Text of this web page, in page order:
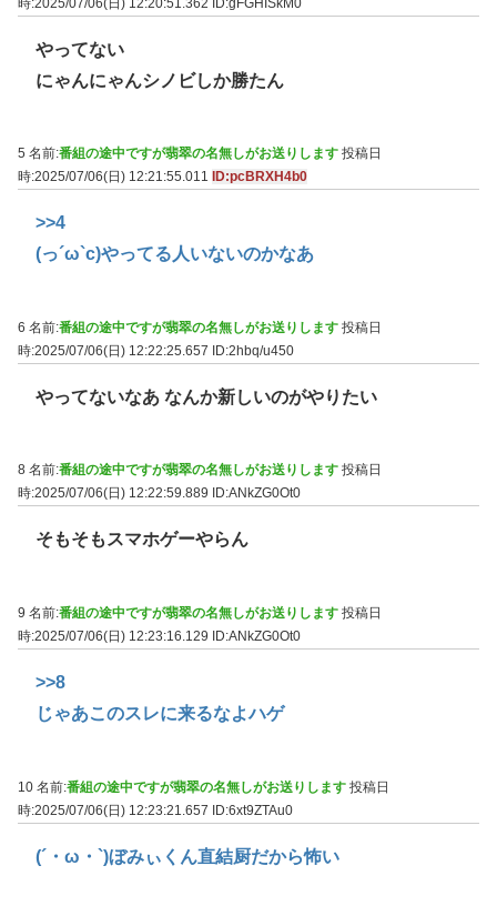
やってない
にゃんにゃんシノビしか勝たん
5 名前:番組の途中ですが翡翠の名無しがお送りします 投稿日
時:2025/07/06(日) 12:21:55.011
ID:pcBRXH4b0
>>4
(っ´ω`c)やってる人いないのかなあ
6 名前:番組の途中ですが翡翠の名無しがお送りします 投稿日
時:2025/07/06(日) 12:22:25.657 ID:2hbq/u450
やってないなあ なんか新しいのがやりたい
8 名前:番組の途中ですが翡翠の名無しがお送りします 投稿日
時:2025/07/06(日) 12:22:59.889
ID:ANkZG0Ot0
そもそもスマホゲーやらん
9 名前:番組の途中ですが翡翠の名無しがお送りします 投稿日
時:2025/07/06(日) 12:23:16.129
ID:ANkZG0Ot0
>>8
じゃあこのスレに来るなよハゲ
10 名前:番組の途中ですが翡翠の名無しがお送りします 投稿日
時:2025/07/06(日) 12:23:21.657 ID:6xt9ZTAu0
(´・ω・`)ぼみぃくん直結厨だから怖い